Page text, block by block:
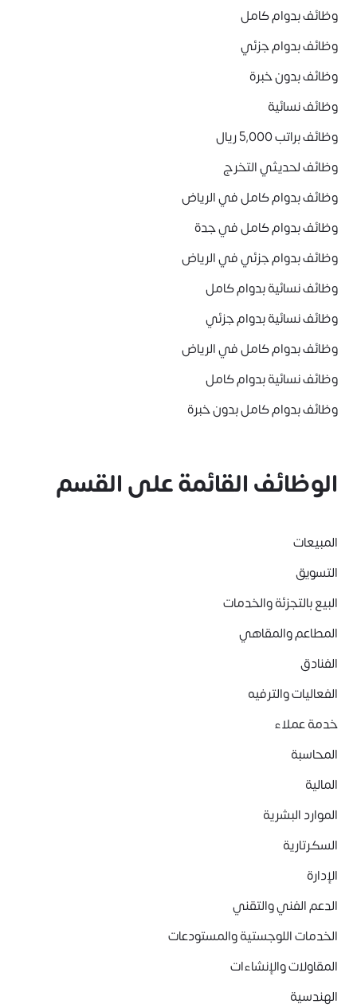
وظائف بدوام كامل
وظائف بدوام جزئي
وظائف بدون خبرة
وظائف نسائية
وظائف براتب 5,000 ريال
وظائف لحديثي التخرج
وظائف بدوام كامل في الرياض
وظائف بدوام كامل في جدة
وظائف بدوام جزئي في الرياض
وظائف نسائية بدوام كامل
وظائف نسائية بدوام جزئي
وظائف بدوام كامل في الرياض
وظائف نسائية بدوام كامل
وظائف بدوام كامل بدون خبرة
الوظائف القائمة على القسم
المبيعات
التسويق
البيع بالتجزئة والخدمات
المطاعم والمقاهي
الفنادق
الفعاليات والترفيه
خدمة عملاء
المحاسبة
المالية
الموارد البشرية
السكرتارية
الإدارة
الدعم الفني والتقني
الخدمات اللوجستية والمستودعات
المقاولات والإنشاءات
الهندسية